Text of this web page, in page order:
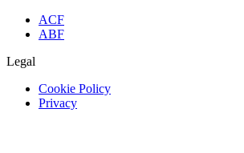
ACF
ABF
Legal
Cookie Policy
Privacy